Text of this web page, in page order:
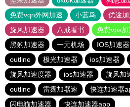
免费vqn外网加速
小蓝鸟 优途
旋风加速器
八戒看书
免费vps
黑豹加速器
一元机场 IOS加速器
outline
极光加速器 ios加速器
旋风加速度器
ios加速器 旋风加
outline
雷霆加器速 快连加速器
闪电猫加速器
快连加速器app